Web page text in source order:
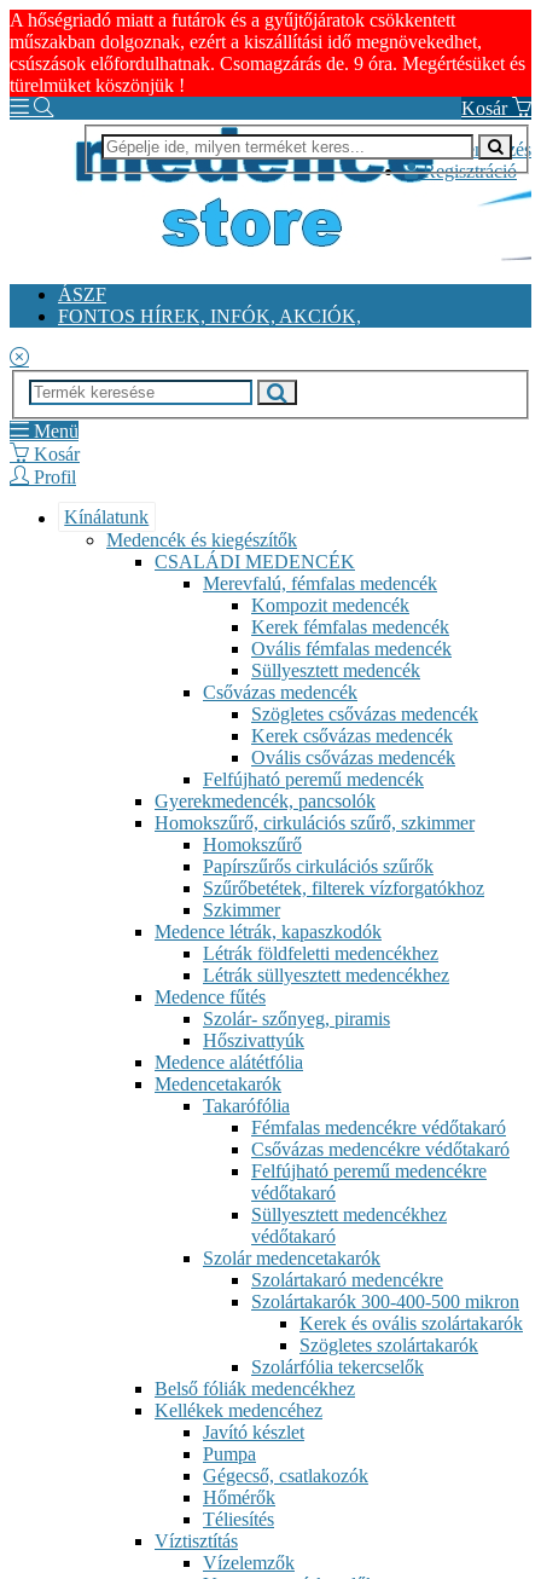
A hőségriadó miatt a futárok és a gyűjtőjáratok csökkentett
műszakban dolgoznak, ezért a kiszállítási idő megnövekedhet,
csúszások előfordulhatnak. Csomagzárás de. 9 óra. Megértésüket és
türelmüket köszönjük !
Kosár
Bejelentkezés
Regisztráció
ÁSZF
FONTOS HÍREK, INFÓK, AKCIÓK,
Menü
Kosár
Profil
Kínálatunk
Medencék és kiegészítők
CSALÁDI MEDENCÉK
Merevfalú, fémfalas medencék
Kompozit medencék
Kerek fémfalas medencék
Ovális fémfalas medencék
Süllyesztett medencék
Csővázas medencék
Szögletes csővázas medencék
Kerek csővázas medencék
Ovális csővázas medencék
Felfújható peremű medencék
Gyerekmedencék, pancsolók
Homokszűrő, cirkulációs szűrő, szkimmer
Homokszűrő
Papírszűrős cirkulációs szűrők
Szűrőbetétek, filterek vízforgatókhoz
Szkimmer
Medence létrák, kapaszkodók
Létrák földfeletti medencékhez
Létrák süllyesztett medencékhez
Medence fűtés
Szolár- szőnyeg, piramis
Hőszivattyúk
Medence alátétfólia
Medencetakarók
Takarófólia
Fémfalas medencékre védőtakaró
Csővázas medencékre védőtakaró
Felfújható peremű medencékre
védőtakaró
Süllyesztett medencékhez
védőtakaró
Szolár medencetakarók
Szolártakaró medencékre
Szolártakarók 300-400-500 mikron
Kerek és ovális szolártakarók
Szögletes szolártakarók
Szolárfólia tekercselők
Belső fóliák medencékhez
Kellékek medencéhez
Javító készlet
Pumpa
Gégecső, csatlakozók
Hőmérők
Téliesítés
Víztisztítás
Vízelemzők